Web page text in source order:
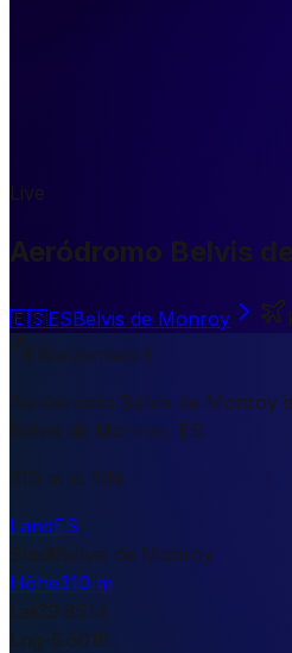
Live
Aeródromo Belvis
🇪🇸ESBelvis de Monroy
Kurzantwort
Aeródromo Belvis de Monroy
Belvis de Monroy, ES.
310 m ü. NN.
LandES
StadtBelvis de Monroy
Höhe310 m
Lat39.8514
Lng-5.6015